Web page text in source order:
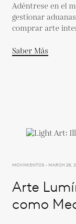
Adéntrese en el
gestionar
comprar arte
Saber Más
MOVIMIENTOS - MARCH 28,
Arte
como